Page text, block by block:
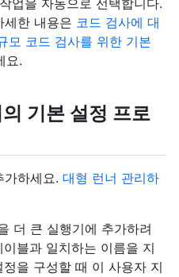
업을 자동으로 선택합니다.
세한 내용은 코드 검사에 대
모 코드 검사를 위한 기본
요.
기본 설정 프로
하세요. 대형 런너 관리하
더 큰 실행기에 추가하려
블과 일치하는 이름을 지
을 구성할 때 이 사용자 지